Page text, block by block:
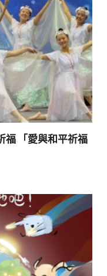
福 「愛與和平祈福